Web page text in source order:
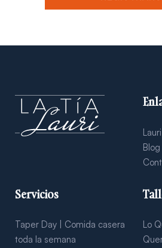
Lauri
Blog
Servicios
Taper Day | Comida casera
toda la semana
Lo